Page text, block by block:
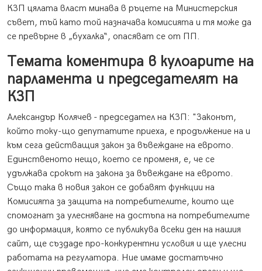
КЗП цялата власт минава в ръцете на Министерския
съвет, тъй като той назначава комисията и тя може да
се превърне в „бухалка“, опасяват се от ПП.
Темата коментира в кулоарите на
парламента и председателят на
КЗП
Александър Колячев - председател на КЗП: "Законът,
който току-що депутатите приеха, е продължение на и
към сега действащия закон за въвеждане на еврото.
Единственото нещо, което се променя, е, че се
удължава срокът на закона за въвеждане на еврото.
Също така в новия закон се добавят функции на
Комисията за защита на потребителите, които ще
спомогнат за улесняване на достъпа на потребителите
до информация, която се публикува всеки ден на нашия
сайт, ще създаде про-конкурентни условия и ще улесни
работата на регулатора. Ние имаме достатъчно